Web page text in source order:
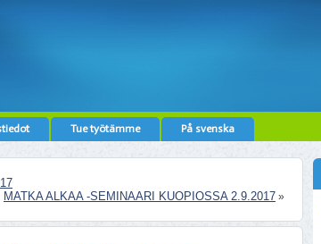
Tue työtämme På svenska
MATKA ALKAA -SEMINAARI KUOPIOSSA 2.9.2017 »